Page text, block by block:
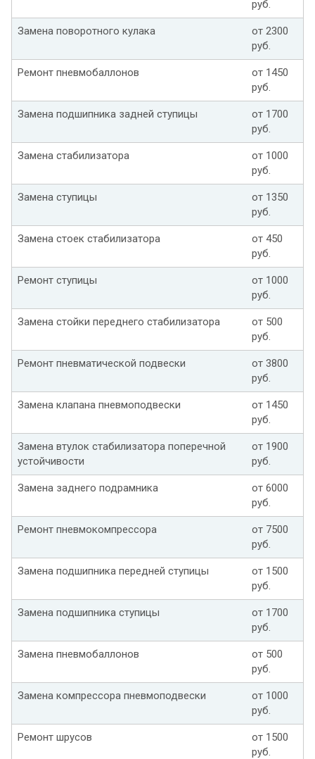
руб.
Замена поворотного кулака
от 2300
руб.
Ремонт пневмобаллонов
от 1450
руб.
Замена подшипника задней ступицы
от 1700
руб.
Замена стабилизатора
от 1000
руб.
Замена ступицы
от 1350
руб.
Замена стоек стабилизатора
от 450
руб.
Ремонт ступицы
от 1000
руб.
Замена стойки переднего стабилизатора
от 500
руб.
Ремонт пневматической подвески
от 3800
руб.
Замена клапана пневмоподвески
от 1450
руб.
Замена втулок стабилизатора поперечной
устойчивости
от 1900
руб.
Замена заднего подрамника
от 6000
руб.
Ремонт пневмокомпрессора
от 7500
руб.
Замена подшипника передней ступицы
от 1500
руб.
Замена подшипника ступицы
от 1700
руб.
Замена пневмобаллонов
от 500
руб.
Замена компрессора пневмоподвески
от 1000
руб.
Ремонт шрусов
от 1500
руб.